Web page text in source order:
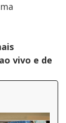
vivo e de